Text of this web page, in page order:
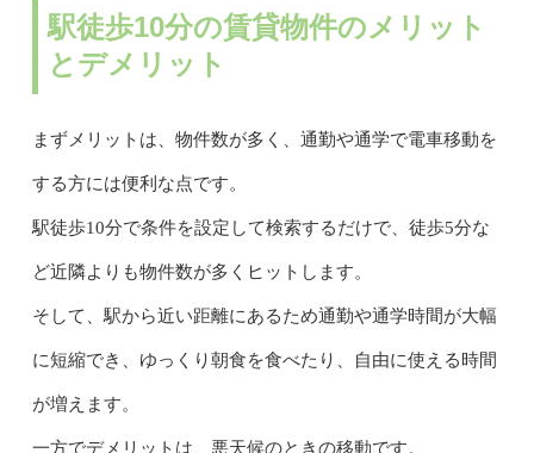
駅徒歩10分の賃貸物件のメリット
とデメリット
まずメリットは、物件数が多く、通勤や通学で電車移動を
する方には便利な点です。
駅徒歩10分で条件を設定して検索するだけで、徒歩5分な
ど近隣よりも物件数が多くヒットします。
そして、駅から近い距離にあるため通勤や通学時間が大幅
に短縮でき、ゆっくり朝食を食べたり、自由に使える時間
が増えます。
一方でデメリットは、悪天候のときの移動です。